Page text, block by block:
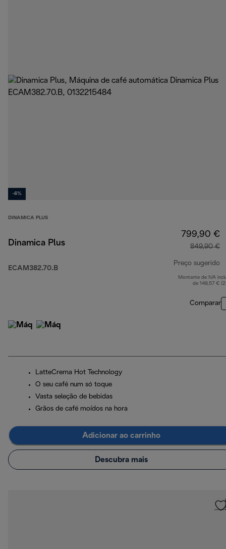
-6%
DINAMICA PLUS
Dinamica Plus
ECAM382.70.B
799,90 €
849,90 €
Preço sugerido
Montante de IVA
de 149,57 €
Comparar
LatteCrema Hot Technology
O seu café num só toque
Vasta seleção de bebidas
Grãos de café moídos na hora
Adicionar ao carrinho
Descubra mais